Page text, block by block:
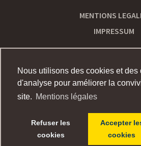
Nous utilisons des cookies et des
d'analyse pour améliorer la
site. Mentions légales
Refuser les
cookies
Accepter
cookies
MENTIONS
IMPRESSUM